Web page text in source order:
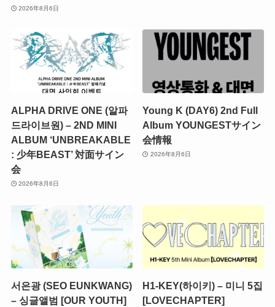
2026年8月6日
ALPHA DRIVE ONE (알파
드라이브원) – 2ND MINI
ALBUM ‘UNBREAKABLE
: 少年BEAST’ 対面サイン
会
2026年8月6日
Young K (DAY6) 2nd Full
Album YOUNGESTサイン
会情報
2026年8月6日
서은광 (SEO EUNKWANG)
– 싱글앨범 [OUR YOUTH]
H1-KEY(하이키) – 미니 5집
[LOVECHAPTER]